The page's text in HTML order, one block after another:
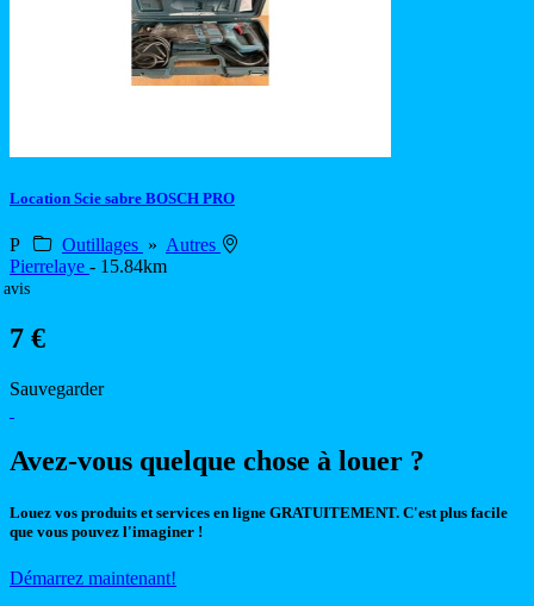
Location Scie sabre BOSCH PRO
P Outillages » Autres
Pierrelaye - 15.84km
avis
7 €
Sauvegarder
Avez-vous quelque chose à louer ?
Louez vos produits et services en ligne GRATUITEMENT. C'est plus facile
que vous pouvez l'imaginer !
Démarrez maintenant!